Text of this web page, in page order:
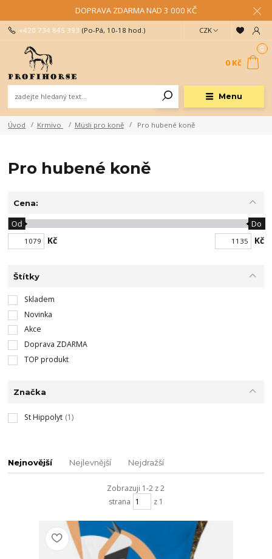
DOPRAVA ZDARMA NAD 3 000 KČ
Menu
CZK
+420 734 845 393 (Po-Pá, 10-18 hod.)
0
0 Kč
Úvod Krmivo Müsli pro koně Pro hubené koně
Pro hubené koně
Cena:
Kč
Od Do
Kč
Štítky
Skladem
Novinka
Akce
Doprava ZDARMA
TOP produkt
Značka
St Hippolyt (1)
Nejnovější Nejlevnější Nejdražší
Zobrazuji 1-2 z 2
strana
z 1